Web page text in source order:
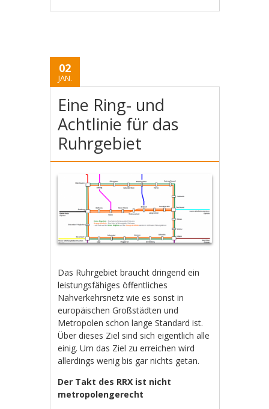
02
JAN.
Eine Ring- und
Achtlinie für das
Ruhrgebiet
Das Ruhrgebiet braucht dringend ein
leistungsfähiges öffentliches
Nahverkehrsnetz wie es sonst in
europäischen Großstädten und
Metropolen schon lange Standard ist.
Über dieses Ziel sind sich eigentlich alle
einig. Um das Ziel zu erreichen wird
allerdings wenig bis gar nichts getan.
Der Takt des RRX ist nicht
metropolengerecht